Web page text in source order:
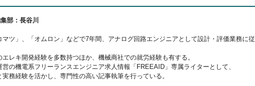
部：長谷川
マツ」、「オムロン」などで7年間、アナログ回路エンジニアとして設計・評価業務に従
エレキ開発経験を多数持つほか、機械商社での就労経験も有する。
の機電系フリーランスエンジニア求人情報「FREEAID」専属ライターとして、
務経験を活かし、専門性の高い記事執筆を行っている。